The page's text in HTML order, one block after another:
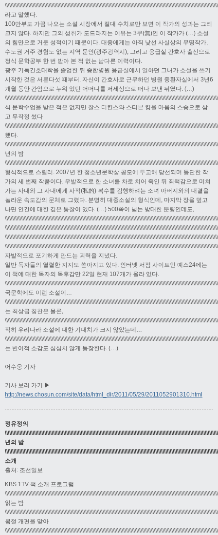
라고 말했다.
100만부도 가끔 나오는 소설 시장에서 절대 수치로만 보면 이 작가의 성과는 그리
크지 않다. 하지만 그의 성취가 도드라지는 이유는 3무(無)인 이 작가가 (…) 소설
의 힘만으로 거둔 성적이기 때문이다. 대중에게는 아직 낯선 사실상의 무명작가,
수도권 거주 경험도 없는 지역 문인(광주광역시), 그리고 응급실 간호사 출신으로
정식 문학공부 한 번 받아 본 적 없는 남다른 이력이다.
광주 기독간호대학을 졸업한 뒤 종합병원 응급실에서 일하던 그녀가 소설을 쓰기
시작한 것은 서른다섯 때부터. 자신이 간호사로 근무하던 병원 중환자실에서 3년6
개월 동안 간암으로 누워 있던 어머니를 저세상으로 떠나 보낸 뒤였다. (…)
식 문학수업을 받은 적은 없지만 찰스 디킨스와 스티븐 킹을 마음의 스승으로 삼
고 무작정 썼다
했다.
년의 밤
형식적으로 스릴러. 2007년 한 청소년문학상 공모에 투고해 당선되며 등단한 작
가의 세 번째 작품이다. 우발적으로 한 소녀를 차로 치어 죽인 뒤 죄책감으로 미쳐
가는 사내와 그 사내에게 사적(私的) 복수를 감행하려는 소녀 아버지와의 대결을
놀라운 속도감의 문체로 그렸다. 분명히 대중소설의 형식인데, 마지막 장을 덮고
나면 인간에 대한 깊은 통찰이 있다. (…) 500쪽이 넘는 방대한 분량인데도,
자발적으로 포기하게 만드는 괴력을 지녔다.
일반 독자들의 열렬한 지지도 쏟아지고 있다. 인터넷 서점 사이트인 예스24에는
이 책에 대한 독자의 독후감만 22일 현재 107개가 올라 있다.
국문학에도 이런 소설이…
는 최상급 칭찬은 물론,
직히 우리나라 소설에 대한 기대치가 크지 않았는데…
는 반어적 소감도 심심치 않게 등장한다. (…)
어수웅 기자
기사 보러 가기 ▶
http://news.chosun.com/site/data/html_dir/2011/05/29/2011052901310.html
정유정의
년의 밤
소개
출처: 조선일보
KBS 1TV 책 소개 프로그램
읽는 밤
봄철 개편을 맞아